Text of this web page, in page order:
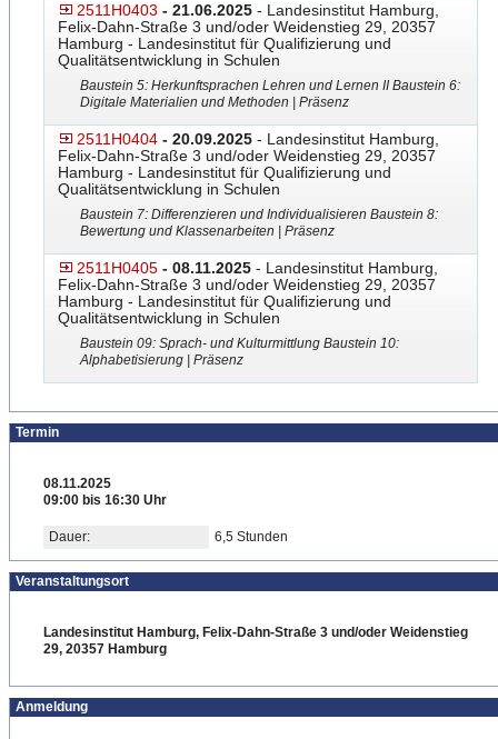
2511H0403 - 21.06.2025 - Landesinstitut Hamburg,
Felix-Dahn-Straße 3 und/oder Weidenstieg 29, 20357
Hamburg - Landesinstitut für Qualifizierung und
Qualitätsentwicklung in Schulen
Baustein 5: Herkunftsprachen Lehren und Lernen II Baustein 6:
Digitale Materialien und Methoden | Präsenz
2511H0404 - 20.09.2025 - Landesinstitut Hamburg,
Felix-Dahn-Straße 3 und/oder Weidenstieg 29, 20357
Hamburg - Landesinstitut für Qualifizierung und
Qualitätsentwicklung in Schulen
Baustein 7: Differenzieren und Individualisieren Baustein ​ 8:
Bewertung und Klassenarbeiten | Präsenz
2511H0405 - 08.11.2025 - Landesinstitut Hamburg,
Felix-Dahn-Straße 3 und/oder Weidenstieg 29, 20357
Hamburg - Landesinstitut für Qualifizierung und
Qualitätsentwicklung in Schulen
Baustein 09: Sprach- und Kulturmittlung Baustein 10:
Alphabetisierung | Präsenz
Termin
08.11.2025
09:00 bis 16:30 Uhr
Dauer: 6,5 Stunden
Veranstaltungsort
Landesinstitut Hamburg, Felix-Dahn-Straße 3 und/oder Weidenstieg
29, 20357 Hamburg
Anmeldung